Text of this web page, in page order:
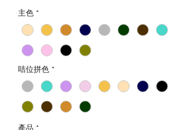
主色 *
咭位拼色 *
產品 *